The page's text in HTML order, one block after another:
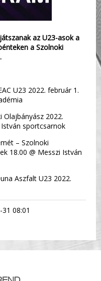
az U23-asok a
a Szolnoki
U23 2022. február 1.
Olajbányász 2022.
sportcsarnok
– Szolnoki
18.00 @ Messzi István
Aszfalt U23 2022.
08:01